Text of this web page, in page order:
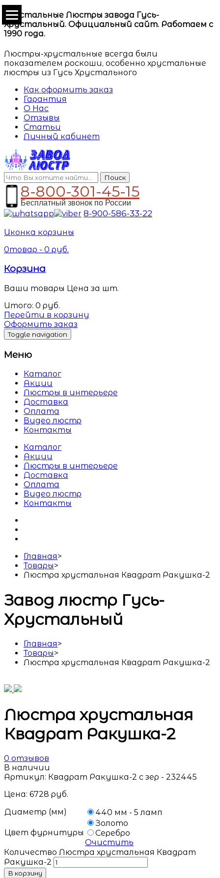
Хрустальные Люстры завода Гусь-
Хрустальный. Официальный сайт. Работаем с
1990 года.
Люстры-хрустальные всегда были
показателем роскоши, особенно хрустальные
люстры из Гусь Хрустального
Как оформить заказ
Гарантия
О Нас
Отзывы
Статьи
Личный кабинет
Поиск
8-800-301-45-15
Бесплатный звонок по России
8-900-586-33-22
Иконка корзины
0товар - 0 руб.
Корзина
Ваши товары Цена за шт.
Итого: 0 руб.
Перейти в корзину
Оформить заказ
Toggle navigation
Меню
Каталог
Акции
Люстры в интерьере
Доставка
Оплата
Видео люстр
Контакты
Каталог
Акции
Люстры в интерьере
Доставка
Оплата
Видео люстр
Контакты
Главная>
Товары>
Люстра хрустальная Квадрат Ракушка-2
Завод люстр Гусь-
Хрустальный
Главная>
Товары>
Люстра хрустальная Квадрат Ракушка-2
Люстра хрустальная
Квадрат Ракушка-2
0 отзывов
В наличии
Артикул: Квадрат Ракушка-2 с зер - 232445
Цена: 6728 руб.
Диаметр (мм)
440 мм - 5 ламп
Цвет фурнитуры
Золото
Серебро
Очистить
Количество Люстра хрустальная Квадрат
Ракушка-2
В корзину